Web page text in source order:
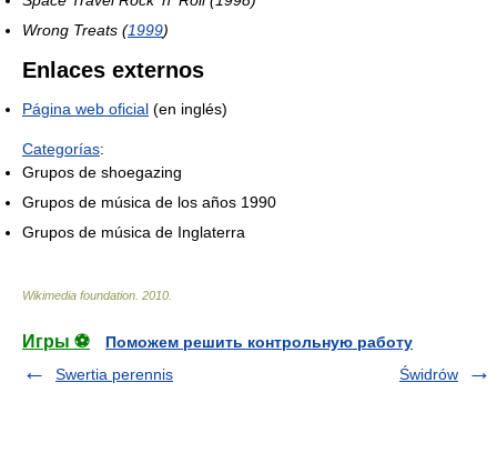
Wrong Treats (1999)
Enlaces externos
Página web oficial (en inglés)
Categorías:
Grupos de shoegazing
Grupos de música de los años 1990
Grupos de música de Inglaterra
Wikimedia foundation 2010
Игры ⚽
Поможем решить контрольную работу
Swertia perennis
Świdrów